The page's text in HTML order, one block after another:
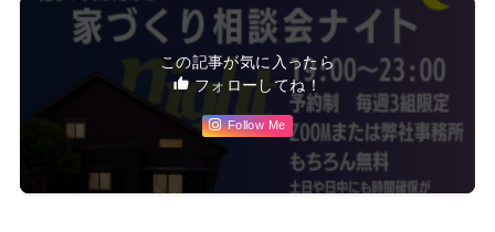
この記事が気に入ったら
フォローしてね！
Follow Me